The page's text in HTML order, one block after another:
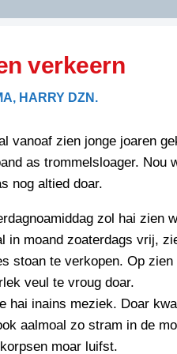
INZENDENS
PERSBERICHT
FLYER
INZENDENS
JURYRAPPORT
2026
KREUZE
JOEN
PAZZIPANTEN
verkeern
HARRY DZN.
vanoaf zien jonge joaren
as trommelsloager. Nou
nog altied doar.
zol hai zien
in moand zoaterdags vrij,
stoan te verkopen. Op
veul te vroug doar.
hai inains meziek. Doar
aalmoal zo stram in de
moar luifst.